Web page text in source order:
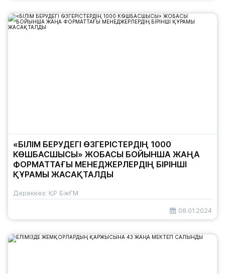
«БІЛІМ БЕРУДЕГІ ӨЗГЕРІСТЕРДІҢ 1000
КӨШБАСШЫСЫ» ЖОБАСЫ БОЙЫНША ЖАҢА
ФОРМАТТАҒЫ МЕНЕДЖЕРЛЕРДІҢ БІРІНШІ
ҚҰРАМЫ ЖАСАҚТАЛДЫ
Дереккөз: ҚР БжҒМ
08.01.2024